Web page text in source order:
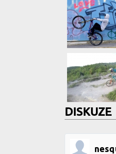
DISKUZE